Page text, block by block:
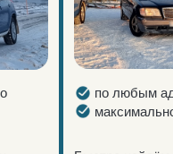
по любым